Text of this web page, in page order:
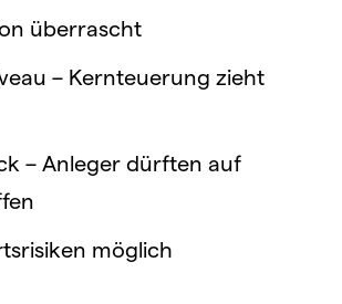
überrascht
– Kernteuerung zieht
– Anleger dürften auf
möglich